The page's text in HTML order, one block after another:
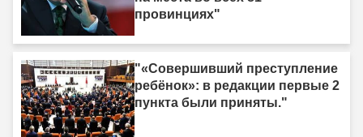
провинциях"
"«Совершивший преступление
ребёнок»: в редакции первые 2
пункта были приняты."